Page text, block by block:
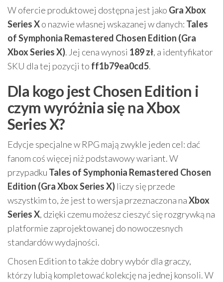
W ofercie produktowej dostępna jest jako Gra Xbox
Series Xo nazwie własnej wskazanej w danych: Tales
of Symphonia Remastered Chosen Edition (Gra
Xbox Series X). Jej cena wynosi 189 zł, a identyfikator
SKU dla tej pozycji to ff1b79ea0cd5.
Dla kogo jest Chosen Edition i
czym wyróżnia się na Xbox
Series X?
Edycje specjalne w RPG mają zwykle jeden cel: dać
fanom coś więcej niż podstawowy wariant. W
przypadku Tales of Symphonia Remastered Chosen
Edition (Gra Xbox Series X) liczy się przede
wszystkim to, że jest to wersja przeznaczona naXbox
Series X, dzięki czemu możesz cieszyć się rozgrywką na
platformie zaprojektowanej do nowoczesnych
standardów wydajności.
Chosen Edition to także dobry wybór dla graczy,
którzy lubią kompletować kolekcję na jednej konsoli. W